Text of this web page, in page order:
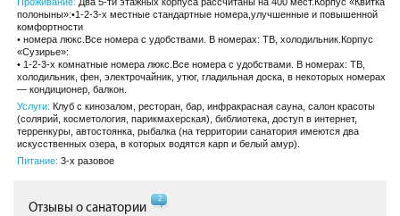
полоныны»:•1-2-3-х местные стандартные номера,улучшенные и повышенной
комфортности
• номера люкс.Все номера с удобствами. В номерах: ТВ, холодильник.Корпус
«Сузирье»:
• 1-2-3-х комнатные номера люкс.Все номера с удобствами. В номерах: ТВ,
холодильник, фен, электрочайник, утюг, гладильная доска, в некоторых номерах
— кондиционер, балкон.
Услуги: Клуб с кинозалом, ресторан, бар, инфракрасная сауна, салон красоты
(солярий, косметология, парикмахерская), библиотека, доступ в интернет,
терренкуры, автостоянка, рыбалка (на территории санатория имеются два
искусственных озера, в которых водятся карп и белый амур).
Питание: 3-х разовое
Отзывы о санатории
2